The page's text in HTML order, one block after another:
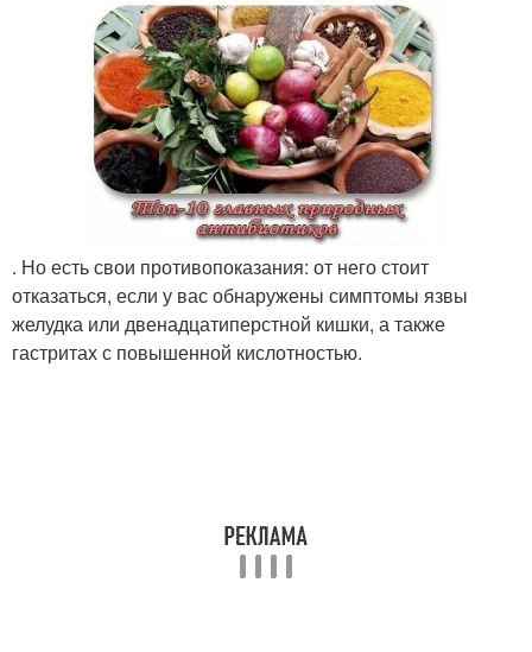
. Но есть свои противопоказания: от него стоит
отказаться, если у вас обнаружены симптомы язвы
желудка или двенадцатиперстной кишки, а также
гастритах с повышенной кислотностью.